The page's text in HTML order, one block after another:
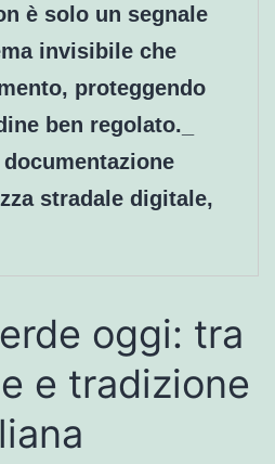
è solo un segnale
invisibile che
proteggendo
ben regolato._
stradale digitale,
oggi: tra
e tradizione